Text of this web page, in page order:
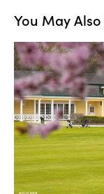
You May Also